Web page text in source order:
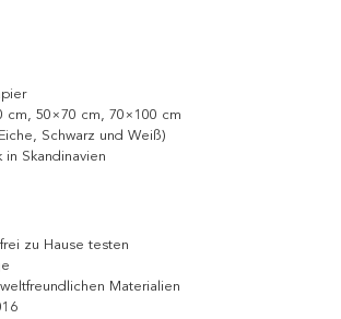
cm, 50×70 cm, 70×100 cm
Schwarz und Weiß)
Skandinavien
zu Hause testen
Materialien